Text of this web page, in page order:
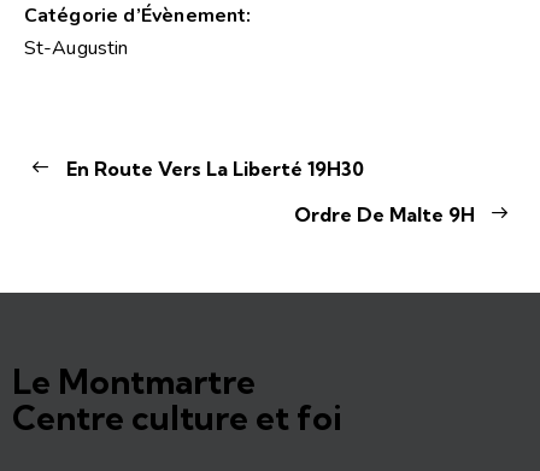
Catégorie d’Évènement:
St-Augustin
En Route Vers La Liberté 19H30
Ordre De Malte 9H
Le Montmartre
Centre culture et foi